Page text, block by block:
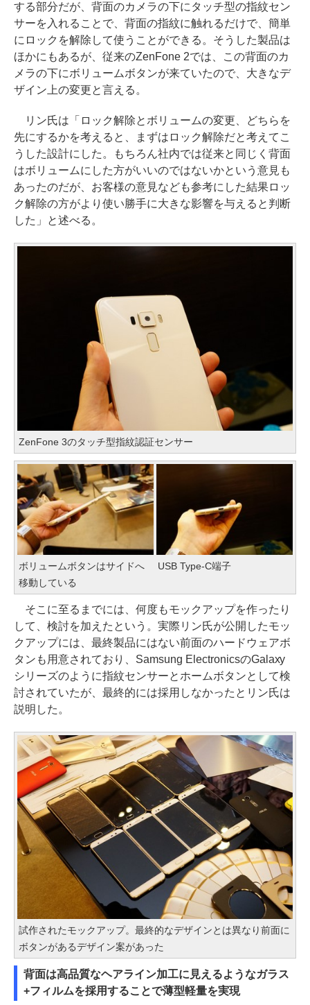
する部分だが、背面のカメラの下にタッチ型の指紋セン
サーを入れることで、背面の指紋に触れるだけで、簡単
にロックを解除して使うことができる。そうした製品は
ほかにもあるが、従来のZenFone 2では、この背面のカ
メラの下にボリュームボタンが来ていたので、大きなデ
ザイン上の変更と言える。
リン氏は「ロック解除とボリュームの変更、どちらを
先にするかを考えると、まずはロック解除だと考えてこ
うした設計にした。もちろん社内では従来と同じく背面
はボリュームにした方がいいのではないかという意見も
あったのだが、お客様の意見なども参考にした結果ロッ
ク解除の方がより使い勝手に大きな影響を与えると判断
した」と述べる。
ZenFone 3のタッチ型指紋認証センサー
ボリュームボタンはサイドへ
移動している
USB Type-C端子
そこに至るまでには、何度もモックアップを作ったり
して、検討を加えたという。実際リン氏が公開したモッ
クアップには、最終製品にはない前面のハードウェアボ
タンも用意されており、Samsung ElectronicsのGalaxy
シリーズのように指紋センサーとホームボタンとして検
討されていたが、最終的には採用しなかったとリン氏は
説明した。
試作されたモックアップ。最終的なデザインとは異なり前面に
ボタンがあるデザイン案があった
背面は高品質なヘアライン加工に見えるようなガラス
+フィルムを採用することで薄型軽量を実現